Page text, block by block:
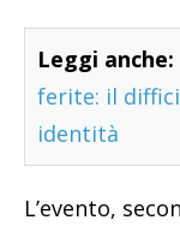
Leggi anche:
ferite: il
identità
L’evento,